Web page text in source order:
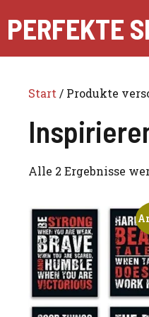
Inhalt
springen
PERFEKTE
Start / Produkte
Alle 2 Ergebnisse